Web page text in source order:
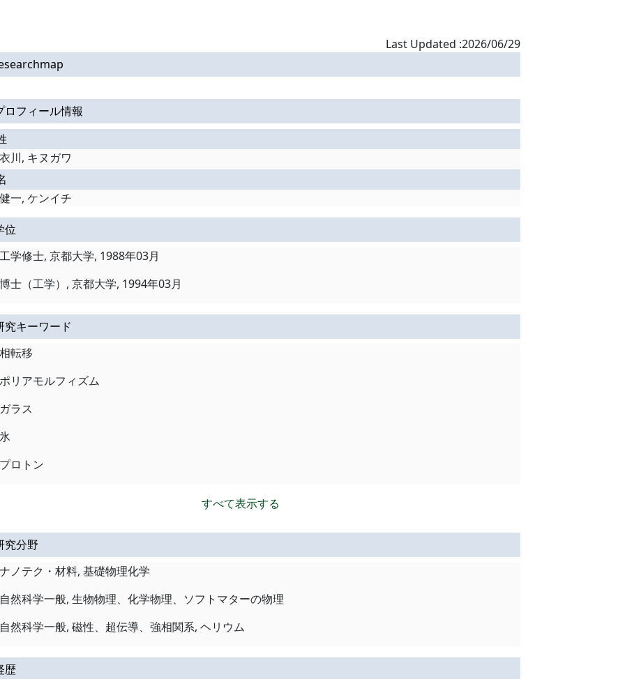
Last Updated :2026/06/29
ロフィール情報
衣川, キヌガワ
健一, ケンイチ
位
工学修士, 京都大学, 1988年03月
博士（工学）, 京都大学, 1994年03月
究キーワード
相転移
ポリアモルフィズム
ガラス
氷
プロトン
すべて表示する
究分野
ナノテク・材料, 基礎物理化学
自然科学一般, 生物物理、化学物理、ソフトマターの物理
自然科学一般, 磁性、超伝導、強相関系, ヘリウム
歴